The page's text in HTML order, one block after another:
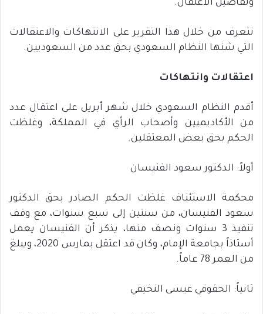
وتفاصيل الاعتقال.
نتعرف من خلال هذا التقرير على الانتهاكات والاعتقالات
التي شنها النظام السعودي بحق عدد من السعوديين.
اعتقالات وانتهاكات
أقدم النظام السعودي خلال شهر أبريل على اعتقال عدد
من الأكاديميين وأصحاب الرأي في المملكة، وغلظت
الحكم بحق بعض المعتقلين.
أولاً: الدكتور سعود الفنيسان
محكمة الاستئناف غلظت الحكم الصادر بحق الدكتور
سعود الفنيسان، من سنتين إلى سبع سنوات، مع وقف
تنفيذ 3 سنوات ونصف منها، يذكر أن الفنيسان يعمل
أستاذاً بجامعة الإمام، وكان قد اعتقل بمارس 2020، ويبلغ
من العمر 78 عاماً.
ثانياً: الحقوقي عيسى النخيفي